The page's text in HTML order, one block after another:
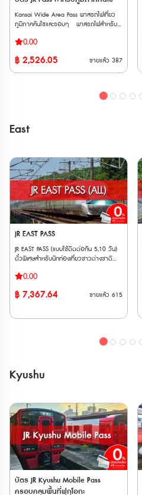
Ikurado Cave Admission
Ticket(2024.02.02~) 12. Takahashishi
Nariwa Museum Admission Ticket
2000 yen coupon วิธีการใช้งาน: •
จากจองแล้ว จะได้รับอีเมลที่มี QR code ให้
นำไปแลกบัตรจริงที่ตู้จำหน่ายตั๋วสีเขียวของ
Have Fun in OKAYAMA Pass 1 Week
Free Pass: หลังจากจองแล้ว จะได้รับอีเมลที่
ใช้งาน: บัตรทั้งสองแบบสามารถใช้งานได้
10 ใบ
ไม่กังวลเรื่องการจองที่นั่งกระเป๋าการเดินทาง
ขนาดใหญ่ เพราะบนรถไฟชินคันเซ็นมีชั้นวาง
รถไฟชินคันเซ็น (Shinkansen) • Tohoku
Shinkansen: ระหว่างสถานี Tokyo – Shin-
Aomori • Akita Shinkansen: ระหว่างสถานี
Tokyo – Akita • Yamagata Shinkansen:
Shinkansen: ระหว่างสถานี Tokyo –
Echigo-Yuzawa / GALA Yuzawa •
Joetsumyoko ตามขอบเขตพื้นที่) 🚄
• Azusa, FUJI EXCURSION (เฉพาะบางช่วง)
• Kaiji, Hachioji, Ome • Shonan,
Odoriko • Wakashio / Sazanami /
Shiosai • Swallow Akagi, Akagi, Kusatsu
• Tsugaru, Inaho (สามารถใช้ได้เฉพาะบาง
ช่วง) • Tobu Railway ได้แก่ Nikko,
Kinugawa และ SPACIA Kinugawa *ใช้ได้
เฉพาะเมื่อขบวนเริ่มต้นหรือสิ้นสุดที่สถานี JR
เท่านั้น *ไม่สามารถใช้กับสถานี Asakusa
🚄 รถไฟท้องถิ่นและสายรถไฟอื่น ๆ (Local
& Others) • รถไฟ JR East (Local /
Rapid) ทุกสายในพื้นที่ที่กำหนด รวมถึงรถไฟ
สาย Yamanote และบริการ BRT (Bus
Rapid Transit) • รถบัส JR ภายในพื้นที่ที่
กำหนด (ยกเว้นรถบัสทางด่วนและรถประจำ
ทางบางส่วน) Maps 🚄 สายรถไฟเอกชน
Panorama Line) - Aoimori Railway -
Railway: ช่วงระหว่างสถานี Naoetsu –
Arai - Tobu Railway: รถไฟธรรมดาและรถ
Have Fun in Tokyo Pass (สามารถเลือก
เข้าชมได้ 3 สถานที่ ) 1. Hakone
Kowakien Yunessun Spa Resort Pass
(Yunessun area + Hot Spring area)
2. Forest Adventure Yokohama Hiking
Course 60-Minute Experience
3. Forest Adventure Hakone Canopy
Course 4. KEIKYU Misaki Maguro
Day Trip One-Day Tour - From
Shinagawa Station 5. Tokyo Dome
Kansai Wide Area Pass พาสรถไฟเที่ยว
ภูมิภาคคันไซและรอบๆ พาสรถไฟสำหรับ
West สำหรับเดินทางในพื้นที่ภูมิภาคคันไซ
ฮิเมจิ วาคายาม่า ทตโตริ และโอคายาม่า
● เดินทางด้วยรถไฟ JR West ประเภทรถไฟ
Shinkansen) ภายในภูมิภาคคันไซได้แบบไม่
พิเศษ HARUKA แบบจองที่นั่งล่วงหน้า
Osaka - Okayama ทุกขบวนได้ไม่จำกัด
เที่ยว เวาเชอร์อิเล็กทรอนิก (E-
Voucher) จัดส่งทาง Email หลังการสั่งซื้อ
ต้องนำเวาเชอร์ ไปแลกพาสตัวจริงที่ญี่ปุ่น
ภายใน 90 วันหลังจากวันที่ซื้อ หมายเหตุ
• สามารถใช้กับ Sanyo Shinkansen
“NOZOMI” และ “MIZUHO” ได้ • ไม่
สามารถใช้ได้กับ Tokaido Shinkansen
(Shin-Osaka ⟺ Kyoto/Maibara) • มี
ที่ต้องแสดงตั๋วขึ้นรถไฟ (Jousha Seiriken)
หรือ ตั๋วไลน์เนอร์ (Liner Ken) • สามารถใช้
ผ่านประตูตรวจตั๋วอัตโนมัติได้ด้วย
0.00
฿ 2,526.05 ขายแล้ว 387
East
JR EAST PASS
JR EAST PASS (แบบใช้ติดต่อกัน 5,10 วัน)
ตั๋วพิเศษสำหรับนักท่องเที่ยวชาวต่างชาติ
Shinkansen และ limited express trains) ใน
จำกัดครั้ง สามารถใช้ได้ 5,10 วันต่อเนื่อง
ภูมิภาคคันไตและโทโฮคุ ได้ไม่จำกัดรอบ
กระเป๋าให้ **เริ่มใช้งานได้ตั้งแต่วันที่ 14
มีนาคม เป็นต้นไป **ตั๋ว JR สามารถสั่งซื้อ
ต้องนำ Voucher JR ไปแลกตั๋วจริงที่ญี่ปุ่น
ภายในไม่เกิน 90 วัน
0.00
฿ 7,367.64 ขายแล้ว 615
Kyushu
บัตร JR Kyushu Mobile Pass
ครอบคลุมพื้นที่ฟุกุโอกะ